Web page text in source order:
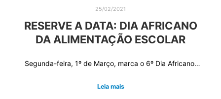
25/02/2021
RESERVE A DATA: DIA AFRICANO
DA ALIMENTAÇÃO ESCOLAR
Segunda-feira, 1º de Março, marca o 6º Dia Africano…
Leia mais